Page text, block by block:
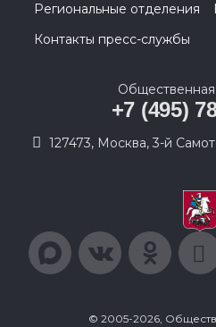
Региональные отделения
Контакты пресс-службы
+7 (495)
127473, Москва, 3-й
© 2005-2026,